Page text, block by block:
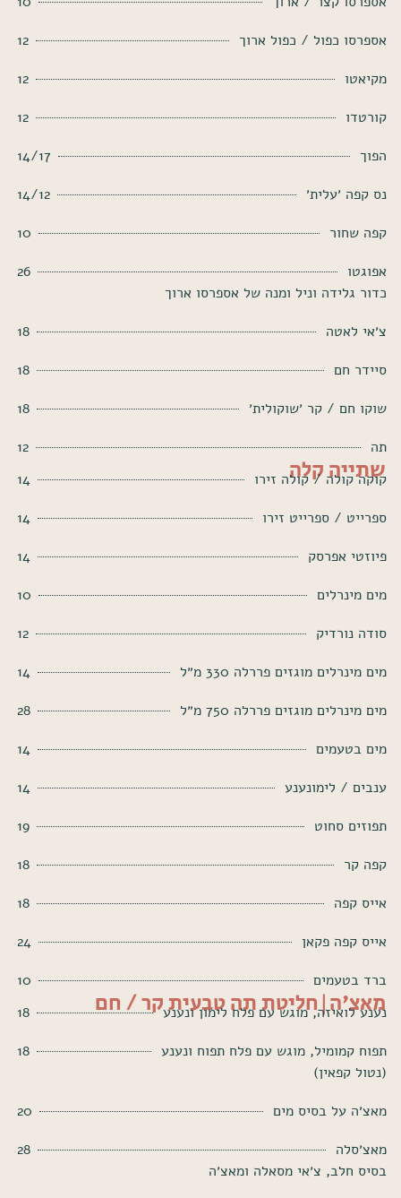
אספרסו כפול / כפול ארוך
12
מקיאטו
12
קורטדו
12
הפוך
14/17
נס קפה ׳עלית׳
14/12
קפה שחור
10
אפוגטו
26
כדור גלידה וניל ומנה של אספרסו ארוך
צ׳אי לאטה
18
סיידר חם
18
שוקו חם / קר ׳שוקולית׳
18
תה
12
שתייה קלה
קוקה קולה / קולה זירו
14
ספרייט / ספרייט זירו
14
פיוזטי אפרסק
14
מים מינרלים
10
סודה נורדיק
12
מים מינרלים מוגזים פררלה 330 מ״ל
14
מים מינרלים מוגזים פררלה 750 מ״ל
28
מים בטעמים
14
ענבים / לימונענע
14
תפוזים סחוט
19
קפה קר
18
אייס קפה
18
אייס קפה פקאן
24
ברד בטעמים
10
מאצ'ה|חליטת תה טבעית קר / חם
נענע לואיזה, מוגש עם פלח לימון ונענע
18
תפוח קמומיל, מוגש עם פלח תפוח ונענע
18
(נטול קפאין)
מאצ׳ה על בסיס מים
20
מאצ׳סלה
28
בסיס חלב, צ׳אי מסאלה ומאצ׳ה